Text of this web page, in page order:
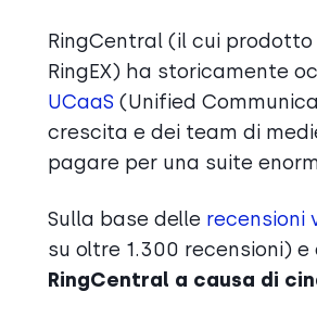
RingCentral (il cui
RingEX) ha storicamente
UCaaS (Unified
crescita e dei team di
pagare per una suite
Sulla base delle recensioni
su oltre 1.300 recensioni)
RingCentral a causa di